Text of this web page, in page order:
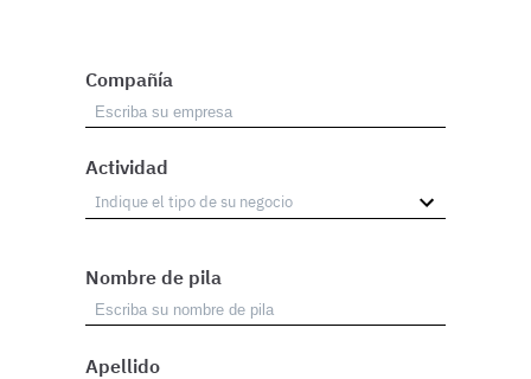
Compañía
Actividad
Nombre de pila
Apellido